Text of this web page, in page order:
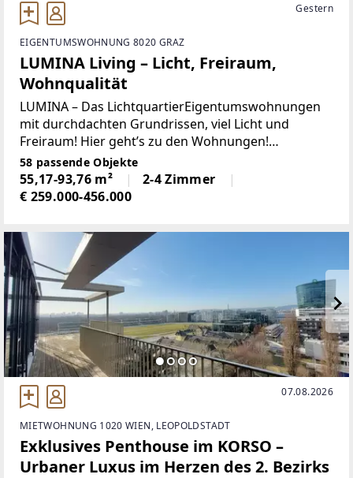
Gestern
EIGENTUMSWOHNUNG 8020 GRAZ
LUMINA Living – Licht, Freiraum,
Wohnqualität
LUMINA – Das LichtquartierEigentumswohnungen
mit durchdachten Grundrissen, viel Licht und
Freiraum! Hier geht’s zu den Wohnungen!
[https://app.visionside.at/lumina/?
a=2262655748570] Mit LUMINA – Das Lichtquartier
58 passende Objekte
55,17-93,76 m²
2-4 Zimmer
€ 259.000-456.000
07.08.2026
MIETWOHNUNG 1020 WIEN, LEOPOLDSTADT
Exklusives Penthouse im KORSO –
Urbaner Luxus im Herzen des 2. Bezirks